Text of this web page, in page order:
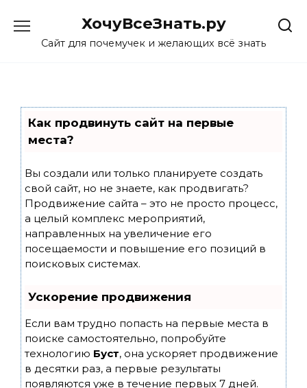
content
ХочуВсеЗнать.ру
Сайт для почемучек и желающих всё знать
Как продвинуть сайт на первые
места?
Вы создали или только планируете создать
свой сайт, но не знаете, как продвигать?
Продвижение сайта – это не просто процесс,
а целый комплекс мероприятий,
направленных на увеличение его
посещаемости и повышение его позиций в
поисковых системах.
Ускорение продвижения
Если вам трудно попасть на первые места в
поиске самостоятельно, попробуйте
технологию Буст, она ускоряет продвижение
в десятки раз, а первые результаты
появляются уже в течение первых 7 дней.